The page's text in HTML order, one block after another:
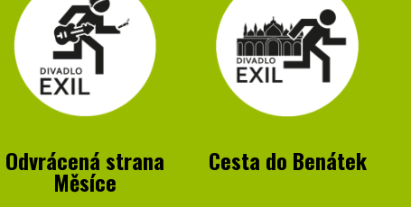
Odvrácená strana
Měsíce
Cesta do Benátek